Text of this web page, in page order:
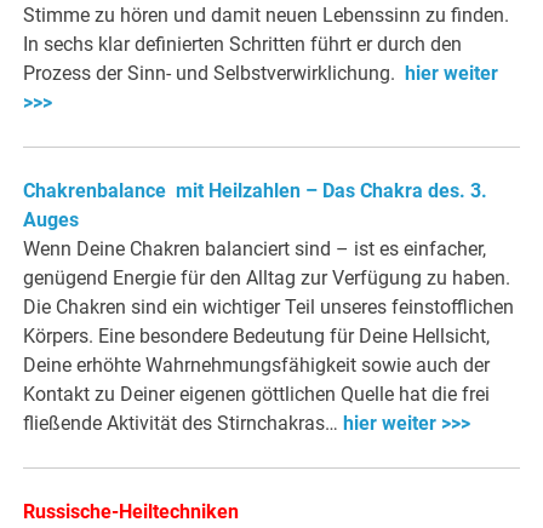
Stimme zu hören und damit neuen Lebenssinn zu finden.
In sechs klar definierten Schritten führt er durch den
Prozess der Sinn- und Selbstverwirklichung.
hier weiter
>>>
Chakrenbalance mit Heilzahlen – Das Chakra des. 3.
Auges
Wenn Deine Chakren balanciert sind – ist es einfacher,
genügend Energie für den Alltag zur Verfügung zu haben.
Die Chakren sind ein wichtiger Teil unseres feinstofflichen
Körpers. Eine besondere Bedeutung für Deine Hellsicht,
Deine erhöhte Wahrnehmungsfähigkeit sowie auch der
Kontakt zu Deiner eigenen göttlichen Quelle hat die frei
fließende Aktivität des Stirnchakras… hier weiter >>>
Russische-Heiltechniken